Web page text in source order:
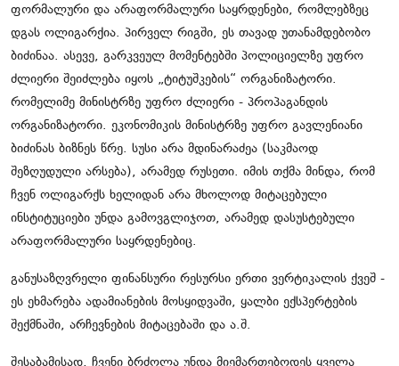
ფორმალური და არაფორმალური საყრდენები, რომლებზეც
დგას ოლიგარქია. პირველ რიგში, ეს თავად უთანამდებობო
ბიძინაა. ასევე, გარკვეულ მომენტებში პოლიციელზე უფრო
ძლიერი შეიძლება იყოს „ტიტუშკების“ ორგანიზატორი.
რომელიმე მინისტრზე უფრო ძლიერი - პროპაგანდის
ორგანიზატორი. ეკონომიკის მინისტრზე უფრო გავლენიანი
ბიძინას ბიზნეს წრე. სუსი არა მდინარაძეა (საკმაოდ
შეზღუდული არსება), არამედ რუსეთი. იმის თქმა მინდა, რომ
ჩვენ ოლიგარქს ხელიდან არა მხოლოდ მიტაცებული
ინსტიტუციები უნდა გამოვგლიჯოთ, არამედ დასუსტებული
არაფორმალური საყრდენებიც.
განუსაზღვრელი ფინანსური რესურსი ერთი ვერტიკალის ქვეშ -
ეს ეხმარება ადამიანების მოსყიდვაში, ყალბი ექსპერტების
შექმნაში, არჩევნების მიტაცებაში და ა.შ.